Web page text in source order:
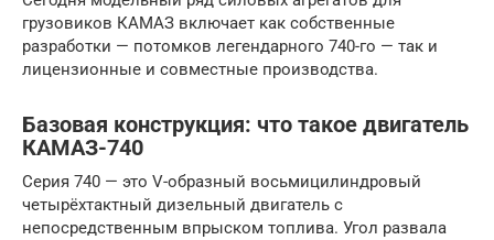
грузовиков КАМАЗ включает как собственные
разработки — потомков легендарного 740-го — так и
лицензионные и совместные производства.
Базовая конструкция: что такое двигатель
КАМАЗ-740
Серия 740 — это V-образный восьмицилиндровый
четырёхтактный дизельный двигатель с
непосредственным впрыском топлива. Угол развала